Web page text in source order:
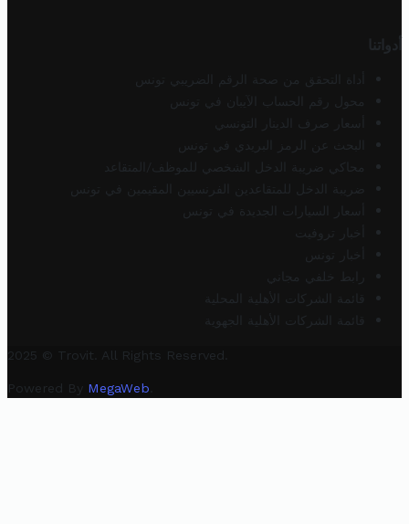
أدواتنا
أداة التحقق من صحة الرقم الضريبي تونس
محول رقم الحساب الآيبان في تونس
أسعار صرف الدينار التونسي
البحث عن الرمز البريدي في تونس
محاكي ضريبة الدخل الشخصي للموظف/المتقاعد
ضريبة الدخل للمتقاعدين الفرنسيين المقيمين في تونس
أسعار السيارات الجديدة في تونس
أخبار تروفيت
أخبار تونس
رابط خلفي مجاني
قائمة الشركات الأهلية المحلية
قائمة الشركات الأهلية الجهوية
2025 © Trovit. All Rights Reserved.
Powered By MegaWeb